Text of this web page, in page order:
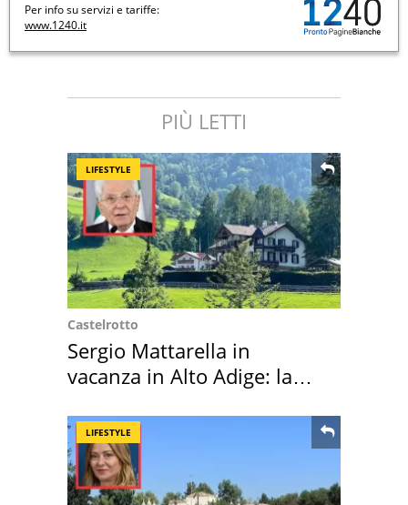
Per info su servizi e tariffe:
www.1240.it
PIÙ LETTI
LIFESTYLE
Castelrotto
Sergio Mattarella in
vacanza in Alto Adige: la
LIFESTYLE